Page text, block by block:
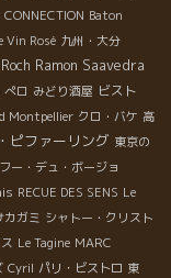
CONNECTION Baton
Vin Rosé 九州・大分
Ramon Saavedra
ロ みどり酒屋 ビスト
Montpellier クロ・バケ 高
ピファーリング 東京の
フー・デュ・ボージョ
RECUE DES SENS Le
カガミ シャトー・クリスト
Le Tagine MARC
Cyril パリ・ビストロ 東